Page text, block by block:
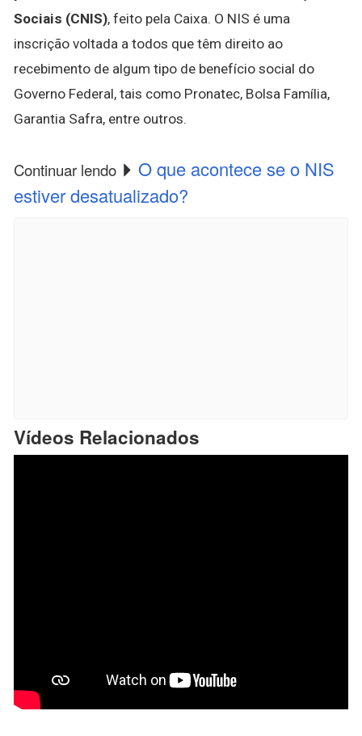
Sociais (CNIS), feito pela Caixa. O NIS é uma
inscrição voltada a todos que têm direito ao
recebimento de algum tipo de benefício social do
Governo Federal, tais como Pronatec, Bolsa Família,
Garantia Safra, entre outros.
Continuar lendo
O que acontece se o NIS
estiver desatualizado?
Vídeos Relacionados